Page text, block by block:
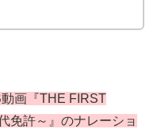
画『THE FIRST
免許～』のナレーショ